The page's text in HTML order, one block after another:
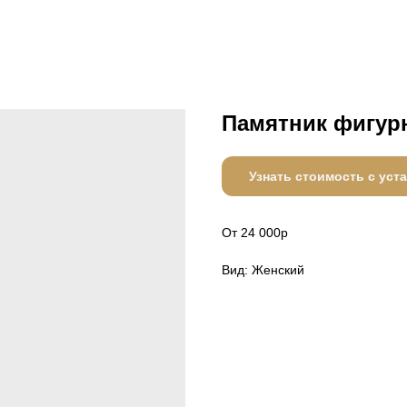
Памятник
Узнать стоимость с
От 24 000р
Вид: Женский